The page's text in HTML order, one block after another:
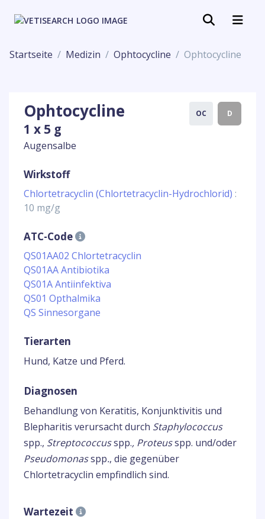
Startseite Medizin Ophtocycline Ophtocycline
Ophtocycline
1 x 5 g
Augensalbe
OC D
Wirkstoff
Chlortetracyclin (Chlortetracyclin-Hydrochlorid) :
10 mg/g
ATC-Code
QS01AA02 Chlortetracyclin
QS01AA Antibiotika
QS01A Antiinfektiva
QS01 Opthalmika
QS Sinnesorgane
Tierarten
Hund, Katze und Pferd.
Diagnosen
Behandlung von Keratitis, Konjunktivitis und
Blepharitis verursacht durch Staphylococcus
spp., Streptococcusspp., Proteusspp. und/oder
Pseudomonasspp., die gegenüber
Chlortetracyclin empfindlich sind.
Wartezeit